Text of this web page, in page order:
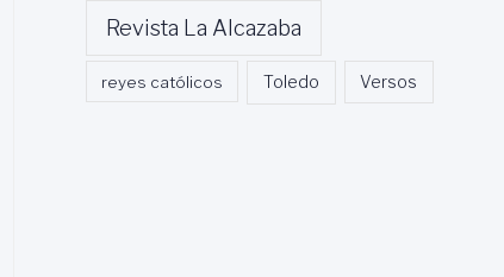
Revista La Alcazaba
reyes católicos Toledo Versos